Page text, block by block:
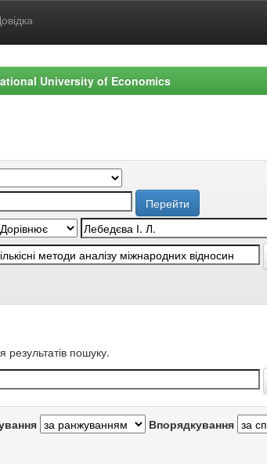
University of Economics
результатів пошуку.
Впорядкування